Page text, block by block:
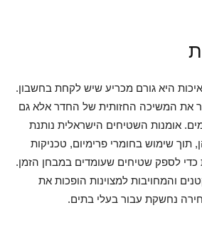
היא גורם מכריע שיש לקחת בחשבון.
את המשיכה החזותית של החדר אלא גם
אומנות השטיחים הישראלית נותנת
תוך שימוש בחומרי פרימיום, טכניקות
כדי לספק שטיחים שעומדים במבחן הזמן.
והמחויבות למצוינות הופכות את
נחשקת עבור בעלי בתים.